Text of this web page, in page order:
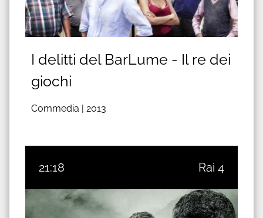
I delitti del BarLume - Il re dei
giochi
Commedia | 2013
21:18 Rai 4